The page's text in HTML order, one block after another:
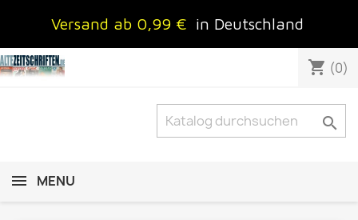
Versand ab 0,99 € in Deutschland
shopping_cart (0)

MENU